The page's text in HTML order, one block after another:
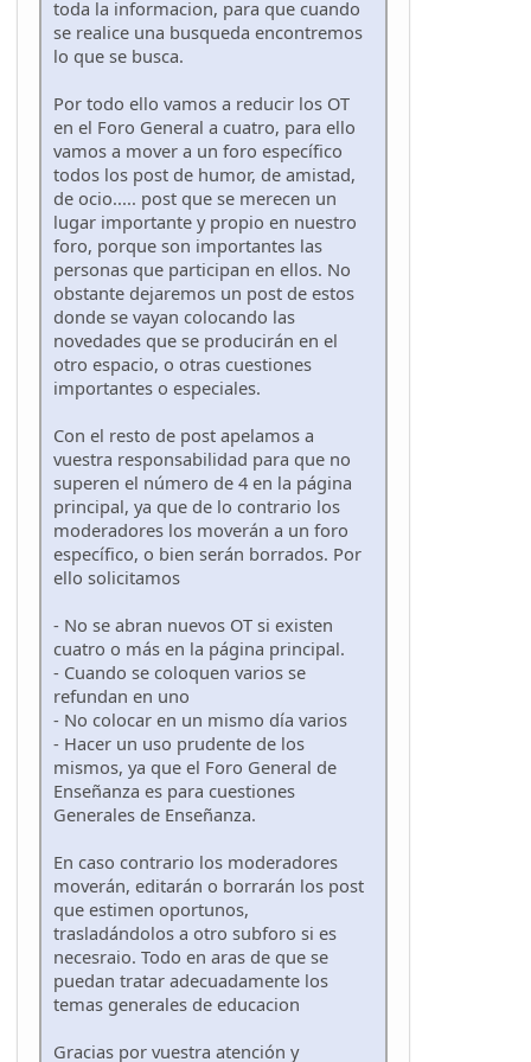
toda la informacion, para que cuando
se realice una busqueda encontremos
lo que se busca.
Por todo ello vamos a reducir los OT
en el Foro General a cuatro, para ello
vamos a mover a un foro específico
todos los post de humor, de amistad,
de ocio..... post que se merecen un
lugar importante y propio en nuestro
foro, porque son importantes las
personas que participan en ellos. No
obstante dejaremos un post de estos
donde se vayan colocando las
novedades que se producirán en el
otro espacio, o otras cuestiones
importantes o especiales.
Con el resto de post apelamos a
vuestra responsabilidad para que no
superen el número de 4 en la página
principal, ya que de lo contrario los
moderadores los moverán a un foro
específico, o bien serán borrados. Por
ello solicitamos
- No se abran nuevos OT si existen
cuatro o más en la página principal.
- Cuando se coloquen varios se
refundan en uno
- No colocar en un mismo día varios
- Hacer un uso prudente de los
mismos, ya que el Foro General de
Enseñanza es para cuestiones
Generales de Enseñanza.
En caso contrario los moderadores
moverán, editarán o borrarán los post
que estimen oportunos,
trasladándolos a otro subforo si es
necesraio. Todo en aras de que se
puedan tratar adecuadamente los
temas generales de educacion
Gracias por vuestra atención y